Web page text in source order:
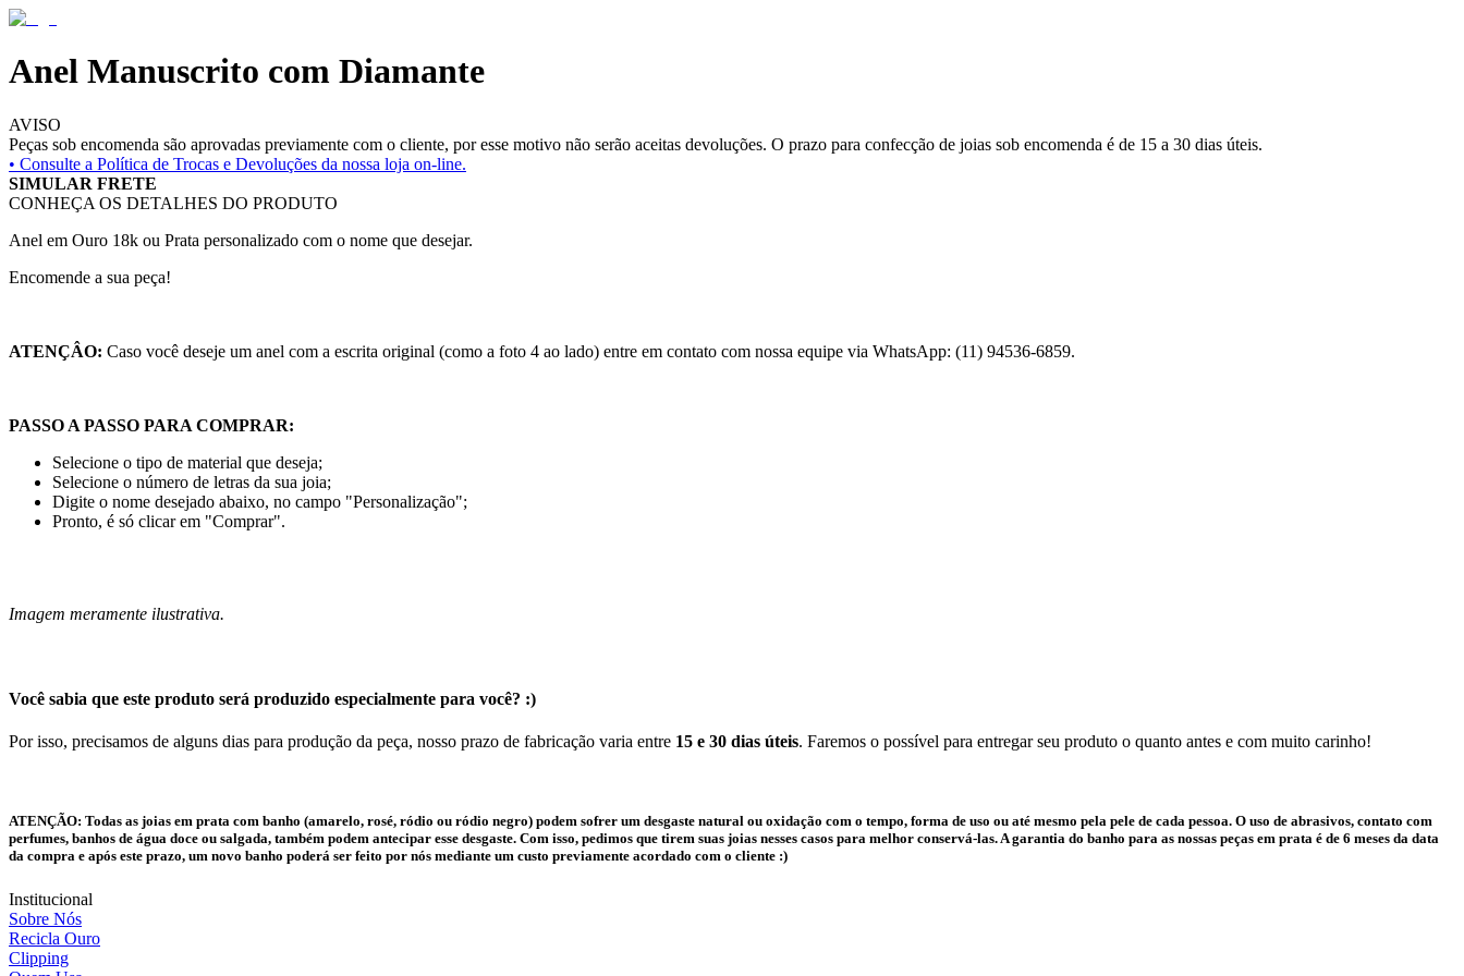
Anel Manuscrito com Diamante
AVISO
Peças sob encomenda são aprovadas previamente com o cliente, por esse motivo não serão aceitas devoluções. O prazo para confecção de joias sob encomenda é de 15 a 30 dias úteis.
• Consulte a Política de Trocas e Devoluções da nossa loja on-line.
SIMULAR FRETE
CONHEÇA OS DETALHES DO PRODUTO
Anel em Ouro 18k ou Prata personalizado com o nome que desejar.
Encomende a sua peça!
ATENÇÂO: Caso você deseje um anel com a escrita original (como a foto 4 ao lado) entre em contato com nossa equipe via WhatsApp: (11) 94536-6859.
PASSO A PASSO PARA COMPRAR:
Selecione o tipo de material que deseja;
Selecione o número de letras da sua joia;
Digite o nome desejado abaixo, no campo "Personalização";
Pronto, é só clicar em "Comprar".
Imagem meramente ilustrativa.
Você sabia que este produto será produzido especialmente para você? :)
Por isso, precisamos de alguns dias para produção da peça, nosso prazo de fabricação varia entre 15 e 30 dias úteis. Faremos o possível para entregar seu produto o quanto antes e com muito carinho!
ATENÇÃO: Todas as joias em prata com banho (amarelo, rosé, ródio ou ródio negro) podem sofrer um desgaste natural ou oxidação com o tempo, forma de uso ou até mesmo pela pele de cada pessoa. O uso de abrasivos, contato com
perfumes, banhos de água doce ou salgada, também podem antecipar esse desgaste. Com isso, pedimos que tirem suas joias nesses casos para melhor conservá-las. A garantia do banho para as nossas peças em prata é de 6 meses da data
da compra e após este prazo, um novo banho poderá ser feito por nós mediante um custo previamente acordado com o cliente :)
Institucional
Sobre Nós
Recicla Ouro
Clipping